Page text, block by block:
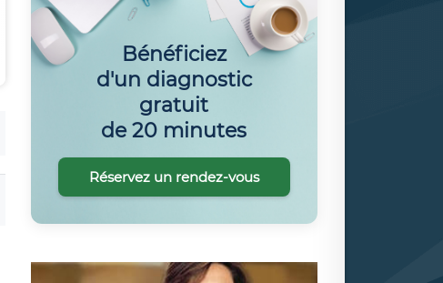
Bénéficiez
d'un diagnostic
gratuit
de 20 minutes
Réservez un rendez-vous